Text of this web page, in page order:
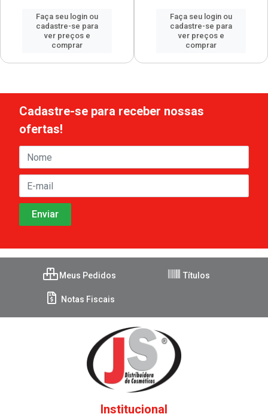
Faça seu login ou
cadastre-se para
ver preços e
comprar
Faça seu login ou
cadastre-se para
ver preços e
comprar
Cadastre-se para receber nossas
ofertas!
Meus Pedidos Títulos
Notas Fiscais
Institucional